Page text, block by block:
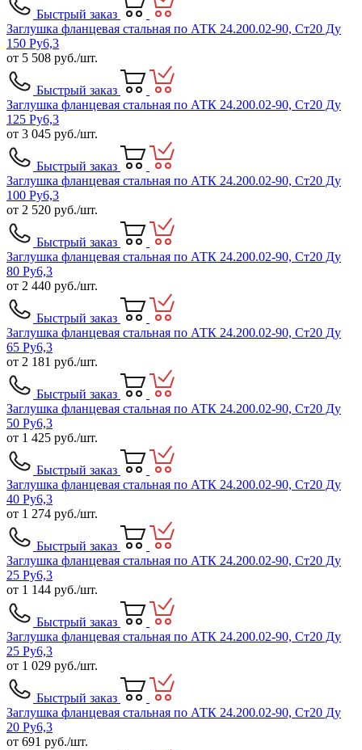
Быстрый заказ
Заглушка фланцевая стальная по АТК 24.200.02-90, Ст20 Ду
150 Ру6,3
от 5 508 руб./шт.
Быстрый заказ
Заглушка фланцевая стальная по АТК 24.200.02-90, Ст20 Ду
125 Ру6,3
от 3 045 руб./шт.
Быстрый заказ
Заглушка фланцевая стальная по АТК 24.200.02-90, Ст20 Ду
100 Ру6,3
от 2 520 руб./шт.
Быстрый заказ
Заглушка фланцевая стальная по АТК 24.200.02-90, Ст20 Ду
80 Ру6,3
от 2 440 руб./шт.
Быстрый заказ
Заглушка фланцевая стальная по АТК 24.200.02-90, Ст20 Ду
65 Ру6,3
от 2 181 руб./шт.
Быстрый заказ
Заглушка фланцевая стальная по АТК 24.200.02-90, Ст20 Ду
50 Ру6,3
от 1 425 руб./шт.
Быстрый заказ
Заглушка фланцевая стальная по АТК 24.200.02-90, Ст20 Ду
40 Ру6,3
от 1 274 руб./шт.
Быстрый заказ
Заглушка фланцевая стальная по АТК 24.200.02-90, Ст20 Ду
25 Ру6,3
от 1 144 руб./шт.
Быстрый заказ
Заглушка фланцевая стальная по АТК 24.200.02-90, Ст20 Ду
25 Ру6,3
от 1 029 руб./шт.
Быстрый заказ
Заглушка фланцевая стальная по АТК 24.200.02-90, Ст20 Ду
20 Ру6,3
от 691 руб./шт.